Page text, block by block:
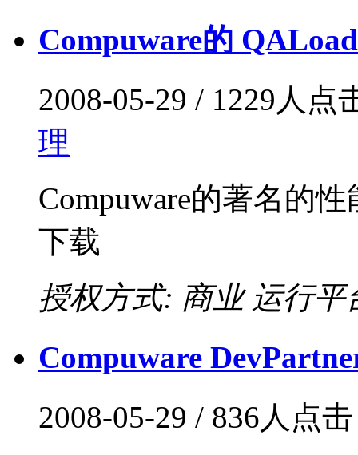
Compuware的
2008-05-29 / 1229人
理
Compuware的著名的
下载
授权方式: 商业 运行平
Compuware
2008-05-29 / 836人点